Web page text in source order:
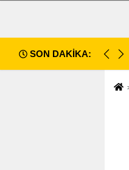
SON DAKİKA: